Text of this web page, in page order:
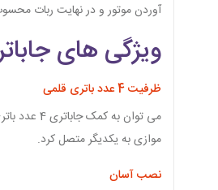
آوردن موتور و در نهایت ربات
ویژگی های
ظرفیت 4 عدد باتری قلمی
می توان به
موازی به یکدیگر متصل کرد.
نصب آسان